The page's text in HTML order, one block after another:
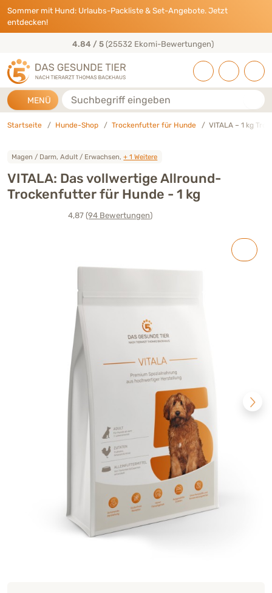
Direkt zu:
INHALT
HAUPTMENÜ
FOOTER
Sommer mit Hund: Urlaubs-Packliste & Set-Angebote. Jetzt
entdecken!
4.84 / 5(25532 Ekomi-Bewertungen)
MENÜ Suche
Startseite Hunde-Shop Trockenfutter für Hunde VITALA – 1 kg
Magen / Darm, Adult / Erwachsen,+ 1 Weitere
VITALA: Das vollwertige Allround-
Trockenfutter für Hunde - 1 kg
4,87(94 Bewertungen)